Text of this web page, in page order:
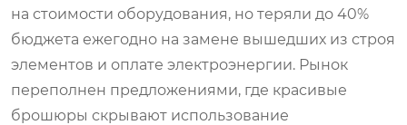
на стоимости оборудования, но теряли до 40%
бюджета ежегодно на замене вышедших из строя
элементов и оплате электроэнергии. Рынок
переполнен предложениями, где красивые
брошюры скрывают использование